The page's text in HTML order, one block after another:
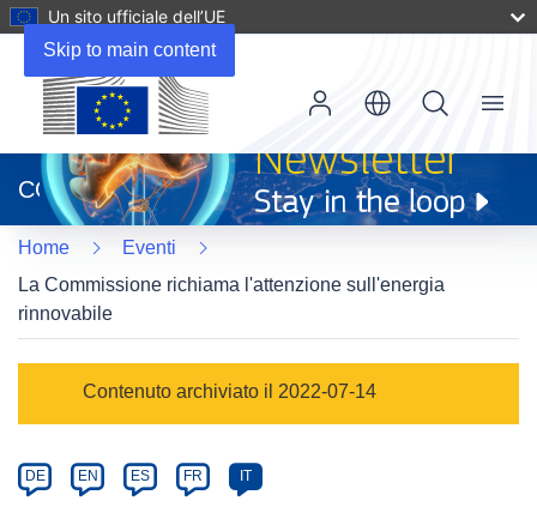
Skip to main content
Un sito ufficiale dell’UE
apre
in
una
nuova
finestra)
CORDIS
Menu
Home
Eventi
La Commissione richiama l'attenzione sull'energia
rinnovabile
category
Contenuto archiviato il 2022-07-14
Article
available
DE EN ES FR IT